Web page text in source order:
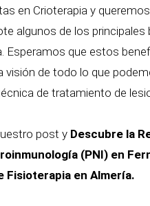
en Crioterapia y
algunos de los principales
Esperamos que estos
visión de todo lo que
de tratamiento de
post y Descubre la
(PNI) en
Fisioterapia en Almería.